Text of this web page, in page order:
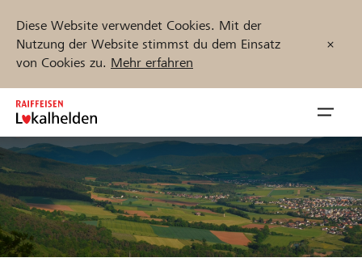
Diese Website verwendet Cookies. Mit der
Nutzung der Website stimmst du dem Einsatz
von Cookies zu. Mehr erfahren
Zum
Inhalt
springen
öffnen
Projekte und Organisationen finden
Jetzt starten